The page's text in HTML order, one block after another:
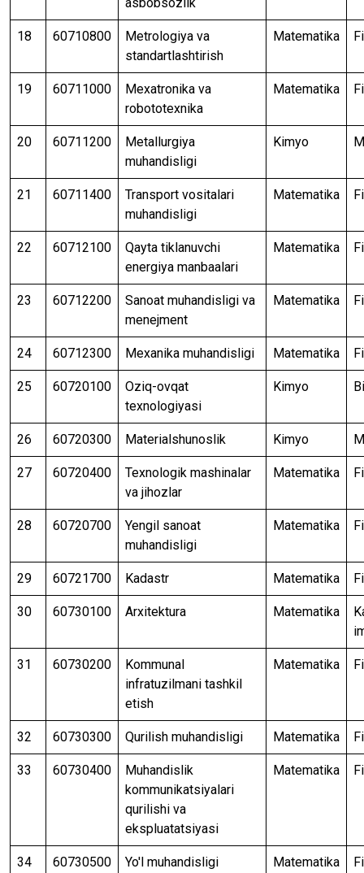
18 60710800
Metrologiya va
standartlashtirish
Matematika
19 60711000
Mexatronika va
robototexnika
Matematika
20 60711200
Metallurgiya
muhandisligi
Kimyo
21 60711400
Transport vositalari
muhandisligi
Matematika
22 60712100
Qayta tiklanuvchi
energiya manbaalari
Matematika
23 60712200
Sanoat muhandisligi va
menejment
Matematika
24 60712300 Mexanika muhandisligi Matematika
25 60720100
Oziq-ovqat
texnologiyasi
Kimyo
26 60720300 Materialshunoslik Kimyo
27 60720400
Texnologik mashinalar
va jihozlar
Matematika
28 60720700
Yengil sanoat
muhandisligi
Matematika
29 60721700 Kadastr Matematika
30 60730100 Arxitektura Matematika
31 60730200
Kommunal
infratuzilmani tashkil
etish
Matematika
32 60730300 Qurilish muhandisligi Matematika
33 60730400
Muhandislik
kommunikatsiyalari
qurilishi va
ekspluatatsiyasi
Matematika
34 60730500 Yo'l muhandisligi Matematika